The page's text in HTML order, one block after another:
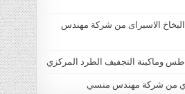
الاسبراى من شركة مهندس
وماكينة التجفيف الطرد المركزي
من شركة مهندس منسي